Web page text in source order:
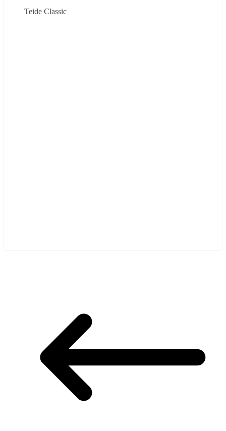
Teide Classic